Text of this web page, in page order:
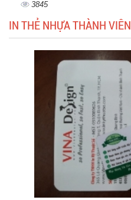
3845
IN THẺ NHỰA THÀNH VIÊN